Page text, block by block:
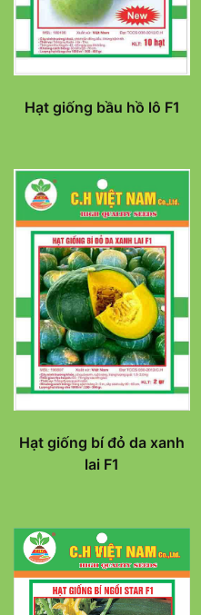
Hạt giống bầu hồ lô F1
Hạt giống bí đỏ da xanh
lai F1